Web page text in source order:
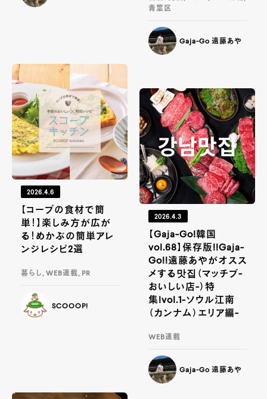
青葉区
Gaja-Go 遠藤あや
2026.4.6
【コープの食材で簡
単！】楽しみ方が広が
る！めかぶの簡単アレ
ンジレシピ2選
暮らし, WEB連載, PR
SCOOOP!
2026.4.3
【Gaja-Go!韓国
vol.68】保存版!!Gaja-
Go!!遠藤あやがオスス
メする맛집（マッチブ-
おいしい店-）特
集!vol.1-ソウル江南
（カンナム）エリア編-
WEB連載
Gaja-Go 遠藤あや